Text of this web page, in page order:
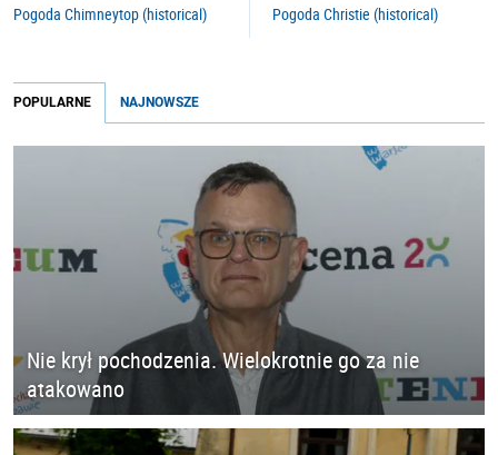
Pogoda Chimneytop (historical) Pogoda Christie (historical)
POPULARNE NAJNOWSZE
Nie krył pochodzenia. Wielokrotnie go za nie
atakowano